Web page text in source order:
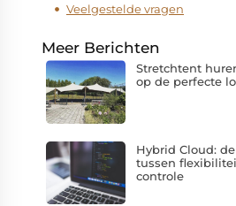
Veelgestelde vragen
Meer Berichten
Stretchtent
op de perfecte
Hybrid Cloud:
tussen
controle